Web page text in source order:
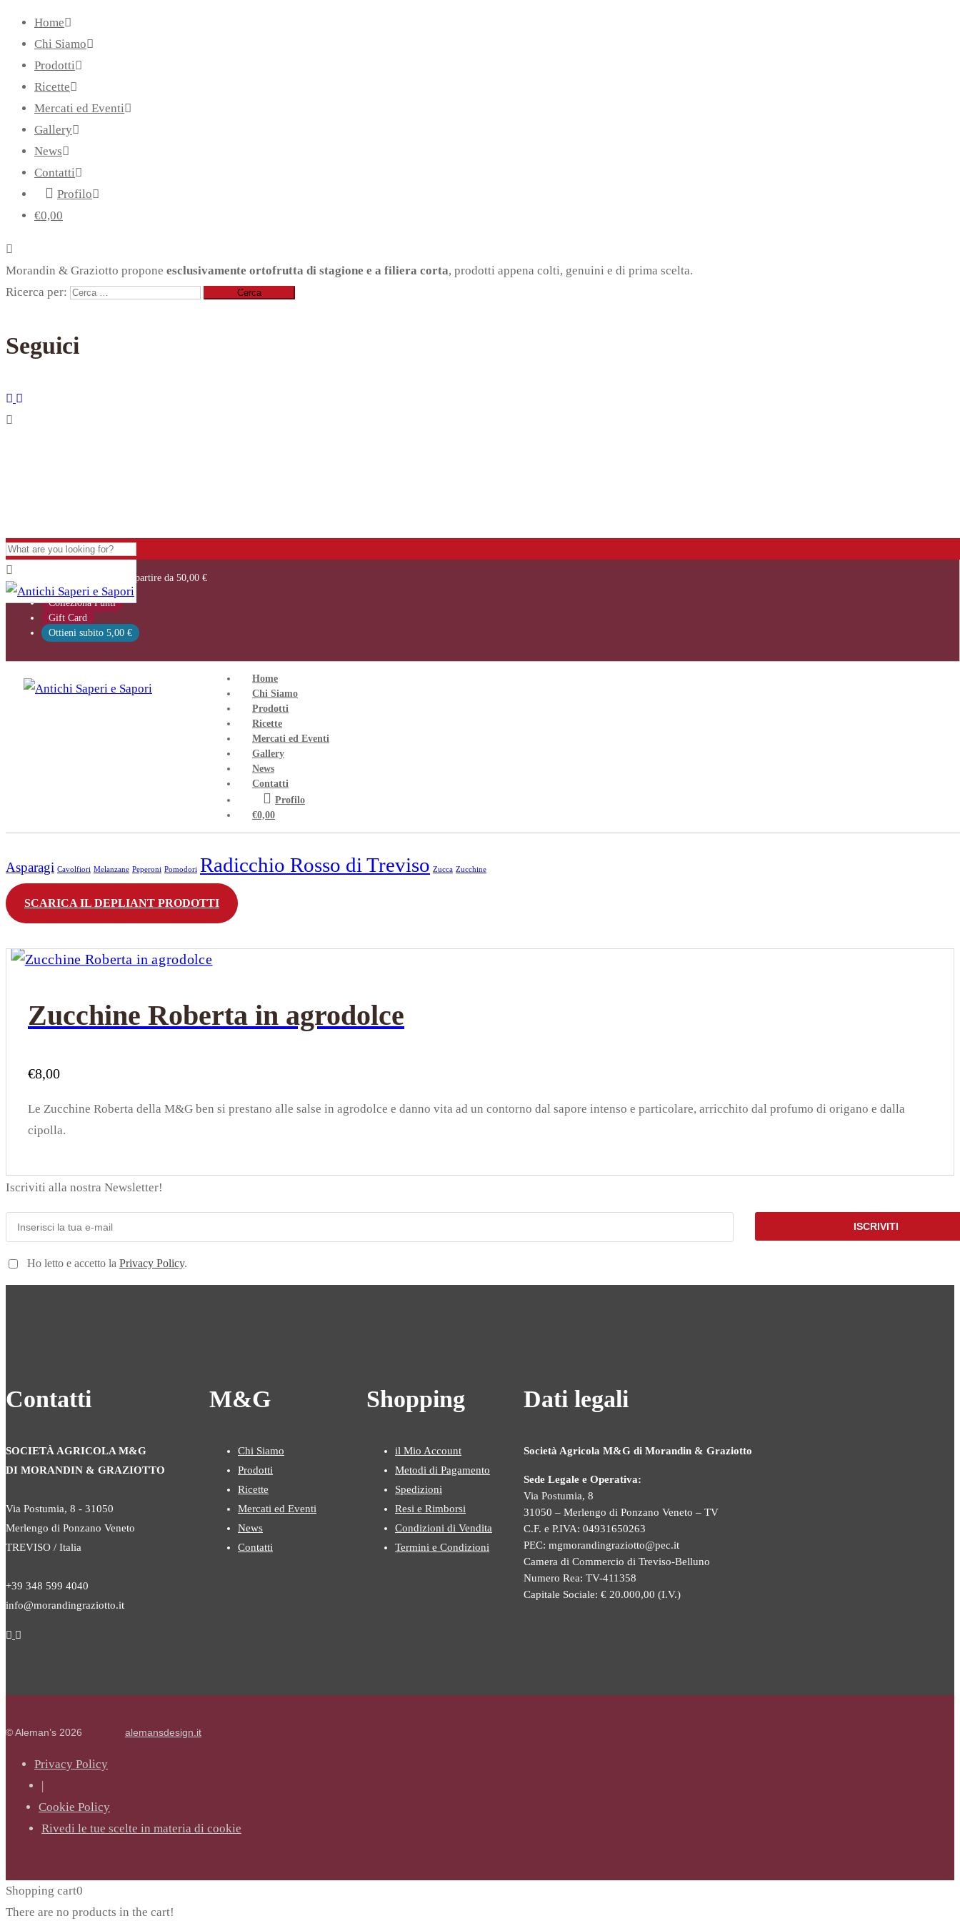
Home
Chi Siamo
Prodotti
Ricette
Mercati ed Eventi
Gallery
News
Contatti
Profilo
€0,00
Morandin & Graziotto propone esclusivamente ortofrutta di stagione e a filiera corta, prodotti appena colti, genuini e di prima scelta.
Ricerca per:
Seguici
a partire da 50,00 €
Colleziona Punti
Gift Card
Ottieni subito 5,00 €
Home
Chi Siamo
Prodotti
Ricette
Mercati ed Eventi
Gallery
News
Contatti
Profilo
€0,00
Categorie
Hide Category From Shop Page
Tutti i Prodotti
Asparagi Veneti
Asparagi Cavolfiori Melanzane Peperoni Pomodori Radicchio Rosso di Treviso Zucca Zucchine
SCARICA IL DEPLIANT PRODOTTI
Zucchine Roberta in agrodolce
€8,00
Le Zucchine Roberta della M&G ben si prestano alle salse in agrodolce e danno vita ad un contorno dal sapore intenso e particolare, arricchito dal profumo di origano e dalla
cipolla.
Iscriviti alla nostra Newsletter!
Ho letto e accetto la Privacy Policy.
Contatti
SOCIETÀ AGRICOLA M&G
DI MORANDIN & GRAZIOTTO
Via Postumia, 8 - 31050
Merlengo di Ponzano Veneto
TREVISO / Italia
+39 348 599 4040
info@morandingraziotto.it
M&G
Chi Siamo
Prodotti
Ricette
Mercati ed Eventi
News
Contatti
Shopping
il Mio Account
Metodi di Pagamento
Spedizioni
Resi e Rimborsi
Condizioni di Vendita
Termini e Condizioni
Dati legali
Società Agricola M&G di Morandin & Graziotto
Sede Legale e Operativa:
Via Postumia, 8
31050 – Merlengo di Ponzano Veneto – TV
C.F. e P.IVA: 04931650263
PEC: mgmorandingraziotto@pec.it
Camera di Commercio di Treviso-Belluno
Numero Rea: TV-411358
Capitale Sociale: € 20.000,00 (I.V.)
© Aleman’s 2026 alemansdesign.it
Privacy Policy
Cookie Policy
Rivedi le tue scelte in materia di cookie
Shopping cart0
There are no products in the cart!